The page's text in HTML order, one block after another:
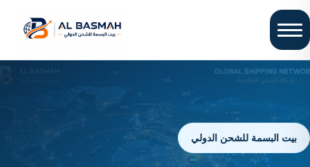
بيت البسمة للشحن الدولي